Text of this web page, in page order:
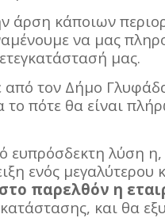
άρση κάποιων
να μας
μας.
από τον Δήμο
το πότε θα είναι
ευπρόσδεκτη λύση
ενός μεγαλύτερου
παρελθόν η
και θα